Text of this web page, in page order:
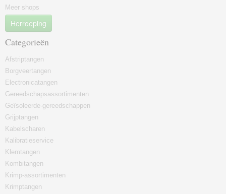
Meer shops
Herroeping
Categorieën
Afstriptangen
Borgveertangen
Electronicatangen
Gereedschapsassortimenten
Geïsoleerde-gereedschappen
Grijptangen
Kabelscharen
Kalibratieservice
Klemtangen
Kombitangen
Krimp-assortimenten
Krimptangen